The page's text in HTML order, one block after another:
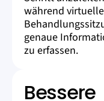
während
genaue
zu erfassen.
Bessere